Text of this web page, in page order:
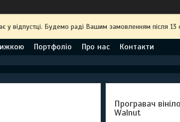
у відпустці. Будемо раді Вашим замовленням після 13
Портфоліо Про нас Контакти
Програвач
Walnut